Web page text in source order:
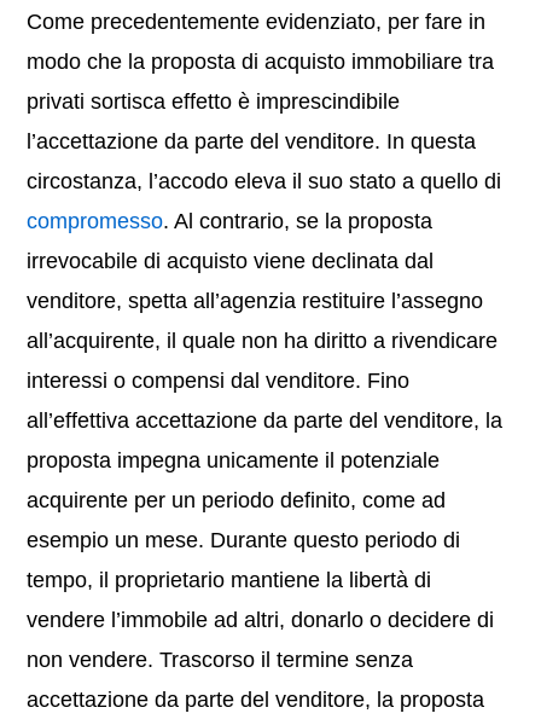
Come precedentemente evidenziato, per fare in
modo che la proposta di acquisto immobiliare tra
privati sortisca effetto è imprescindibile
l’accettazione da parte del venditore. In questa
circostanza, l’accodo eleva il suo stato a quello di
compromesso. Al contrario, se la proposta
irrevocabile di acquisto viene declinata dal
venditore, spetta all’agenzia restituire l’assegno
all’acquirente, il quale non ha diritto a rivendicare
interessi o compensi dal venditore. Fino
all’effettiva accettazione da parte del venditore, la
proposta impegna unicamente il potenziale
acquirente per un periodo definito, come ad
esempio un mese. Durante questo periodo di
tempo, il proprietario mantiene la libertà di
vendere l’immobile ad altri, donarlo o decidere di
non vendere. Trascorso il termine senza
accettazione da parte del venditore, la proposta